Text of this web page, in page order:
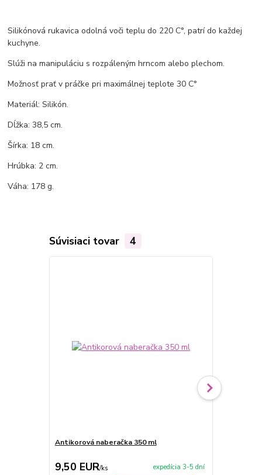
Silikónová rukavica odolná voči teplu do 220 C°, patrí do každej
kuchyne.
Slúži na manipuláciu s rozpáleným hrncom alebo plechom.
Možnosť prať v práčke pri maximálnej teplote 30 C°
Materiál: Silikón.
Dĺžka: 38,5 cm.
Šírka: 18 cm.
Hrúbka: 2 cm.
Váha: 178 g.
Súvisiaci tovar 4
Antikorová naberačka 350 ml
9,50 EUR/ks expedícia 3-5 dní